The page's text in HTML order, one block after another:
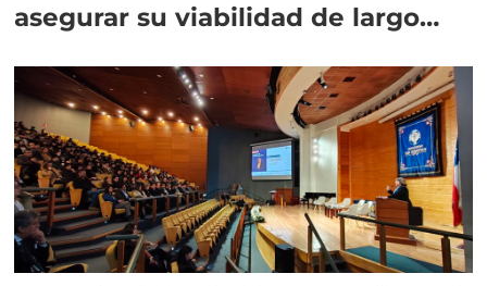
asegurar su viabilidad de largo